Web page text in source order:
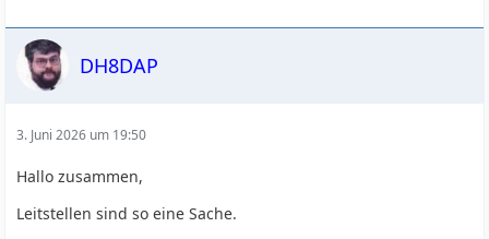
DH8DAP
3. Juni 2026 um 19:50
Hallo zusammen,
Leitstellen sind so eine Sache.